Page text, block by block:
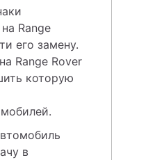
Range
его замену.
Range Rover
которую
в